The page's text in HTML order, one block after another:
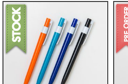
ปากกาทัชสกรีน
ปากกาลบได้ NEW
ปากกาเคมี
ปากกา Quantum
โชว์รูม